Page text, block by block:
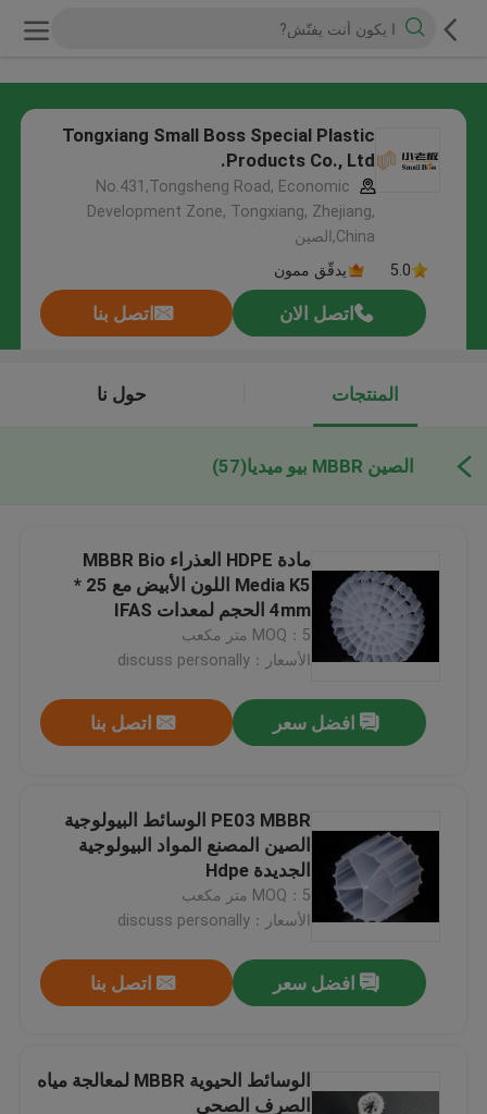
Tongxiang Small Boss Special Plastic
Products Co., Ltd.
No.431,Tongsheng Road, Economic
Development Zone, Tongxiang, Zhejiang,
China,الصين
5.0
يدقّق ممون
اتصل الان اتصل بنا
المنتجات حول نا
الصين MBBR بيو ميديا (57)
مادة HDPE العذراء MBBR Bio
Media K5 اللون الأبيض مع 25 *
4mm الحجم لمعدات IFAS
MOQ：5 متر مكعب
الأسعار：discuss personally
افضل سعر اتصل بنا
PE03 MBBR الوسائط البيولوجية
الصين المصنع المواد البيولوجية
الجديدة Hdpe
MOQ：5 متر مكعب
الأسعار：discuss personally
افضل سعر اتصل بنا
الوسائط الحيوية MBBR لمعالجة مياه
الصرف الصحي